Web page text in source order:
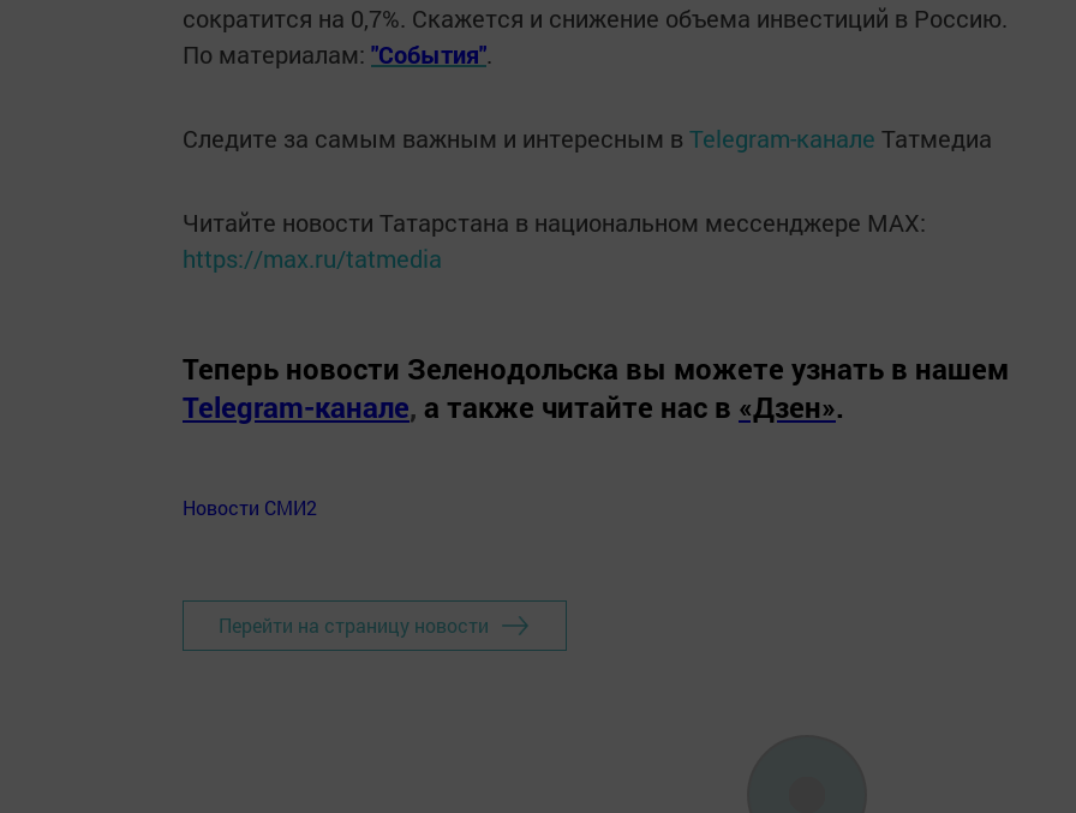
сократится на 0,7%. Скажется и снижение объема инвестиций в Россию.
По материалам: "События".
Следите за самым важным и интересным в Telegram-канале Татмедиа
Читайте новости Татарстана в национальном мессенджере MАХ:
https://max.ru/tatmedia
Теперь новости Зеленодольска вы можете узнать в нашем
Telegram-канале, а также читайте нас в «Дзен».
Новости СМИ2
Перейти на страницу новости